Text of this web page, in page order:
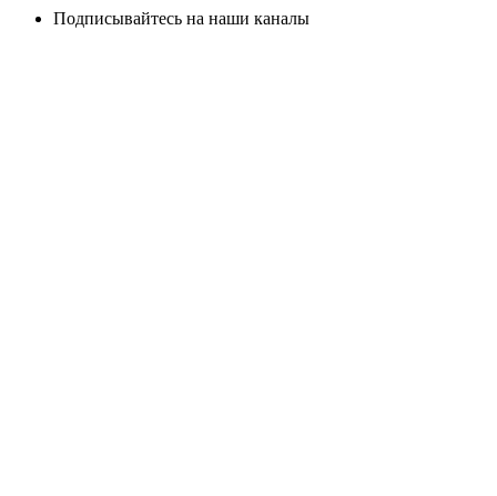
Подписывайтесь на наши каналы